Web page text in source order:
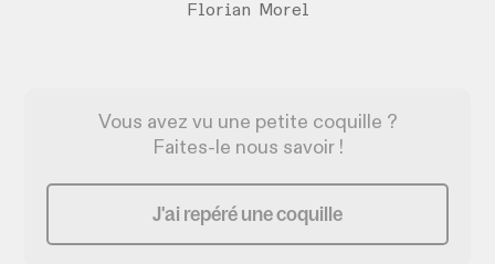
Florian Morel
Vous avez vu une petite coquille ?
Faites-le nous savoir !
J'ai repéré une coquille